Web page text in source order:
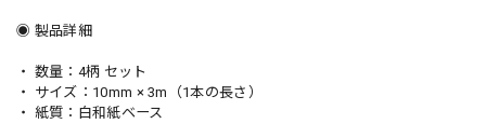
◉ 製品詳細
・ 数量：4柄 セット
・ サイズ：10mm × 3m（1本の長さ）
・ 紙質：白和紙ベース